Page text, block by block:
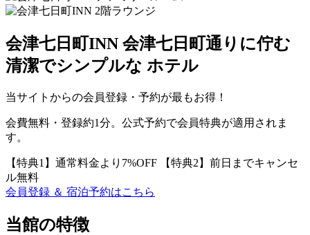
会津七日町INN 会津七日町通りに佇む
清潔でシンプルな ホテル
当サイトからの会員登録・予約が最もお得！
会費無料・登録約1分。公式予約で会員特典が適用されま
す。
【特典1】 通常料金より7%OFF 【特典2】 前日までキャンセ
ル無料
会員登録 ＆ 宿泊予約はこちら
当館の特徴